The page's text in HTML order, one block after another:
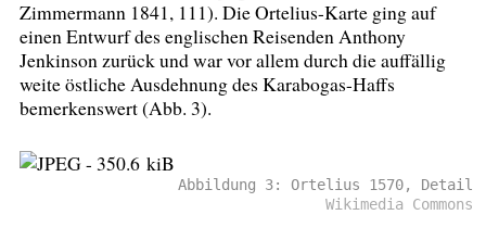
Zimmermann 1841, 111). Die Ortelius-Karte ging auf
einen Entwurf des englischen Reisenden Anthony
Jenkinson zurück und war vor allem durch die auffällig
weite östliche Ausdehnung des Karabogas-Haffs
bemerkenswert (Abb. 3).
Abbildung 3: Ortelius 1570, Detail
Wikimedia Commons